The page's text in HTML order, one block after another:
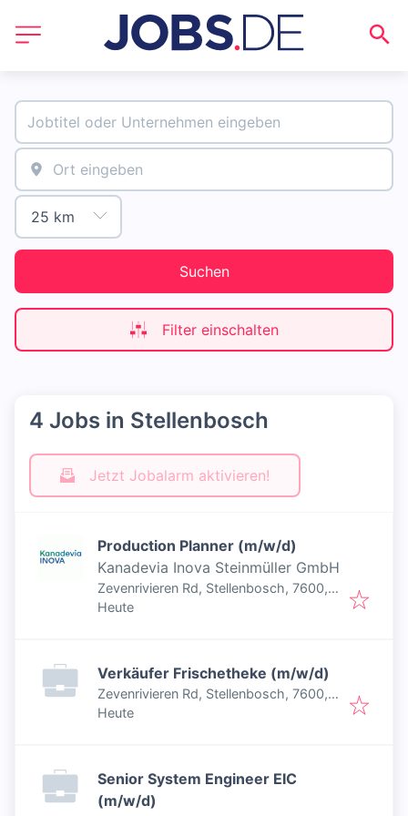
Suchen
Filter einschalten
4 Jobs in Stellenbosch
Jetzt Jobalarm aktivieren!
Production Planner (m/w/d)
Kanadevia Inova Steinmüller GmbH
Zevenrivieren Rd, Stellenbosch, 7600,
Südafrika
Veröffentlicht
Heute
Verkäufer Frischetheke (m/w/d)
Zevenrivieren Rd, Stellenbosch, 7600,
Südafrika
Veröffentlicht
Heute
Senior System Engineer EIC
(m/w/d)